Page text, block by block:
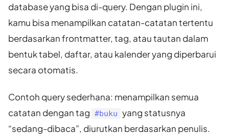
database yang bisa di-query. Dengan plugin ini,
kamu bisa menampilkan catatan-catatan tertentu
berdasarkan frontmatter, tag, atau tautan dalam
bentuk tabel, daftar, atau kalender yang diperbarui
secara otomatis.
Contoh query sederhana: menampilkan semua
catatan dengan tag #buku yang statusnya
“sedang-dibaca”, diurutkan berdasarkan penulis.